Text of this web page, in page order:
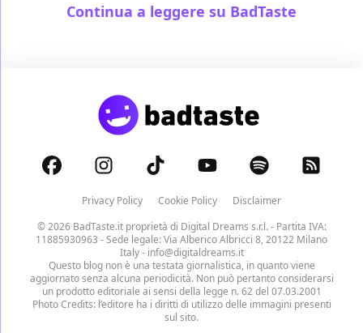
Continua a leggere su BadTaste
Privacy Policy Cookie Policy
Disclaimer
© 2026 BadTaste.it proprietà di Digital Dreams s.r.l.- Partita IVA:
11885930963 - Sede legale: Via Alberico Albricci 8, 20122 Milano
Italy - info@digitaldreams.it
Questo blog non è una testata giornalistica, in quanto viene
aggiornato senza alcuna periodicità. Non può pertanto considerarsi
un prodotto editoriale ai sensi della legge n. 62 del 07.03.2001
Photo Credits: l’editore ha i diritti di utilizzo delle immagini presenti
sul sito.